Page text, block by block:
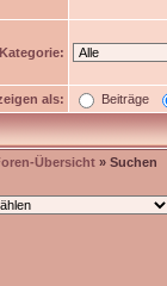
Kategorie:
als:
Beiträge
Übersicht » Suchen